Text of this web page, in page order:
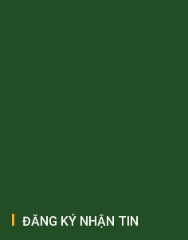
ĐĂNG KÝ NHẬN TIN